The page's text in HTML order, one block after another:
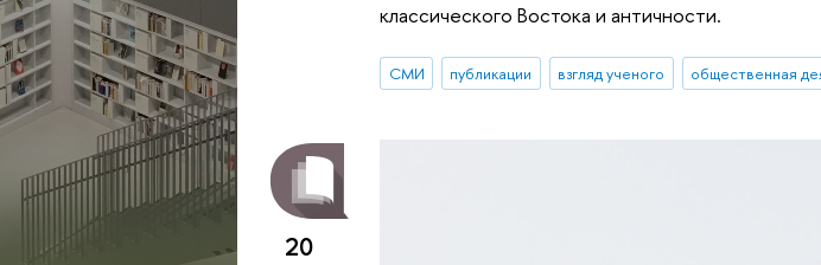
классического Востока и античности.
СМИ публикации взгляд ученого общественная
20